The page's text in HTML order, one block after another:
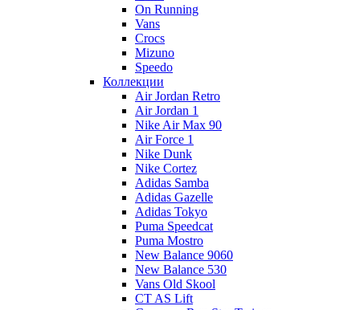
On Running
Vans
Crocs
Mizuno
Speedo
Коллекции
Air Jordan Retro
Air Jordan 1
Nike Air Max 90
Air Force 1
Nike Dunk
Nike Cortez
Adidas Samba
Adidas Gazelle
Adidas Tokyo
Puma Speedcat
Puma Mostro
New Balance 9060
New Balance 530
Vans Old Skool
CT AS Lift